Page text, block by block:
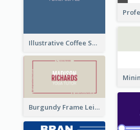
Illustrative Coffee Shop Business Card Design Idea
Burgundy Frame Leisure Theme Business card Design